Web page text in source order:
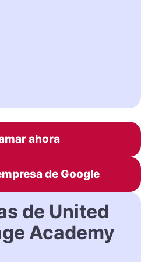
ahora
de Google
de United
Academy